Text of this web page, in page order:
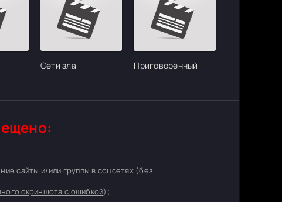
Сети зла Приговорённый
сайты и/или группы в соцсетях (без
скриншота с ошибкой);